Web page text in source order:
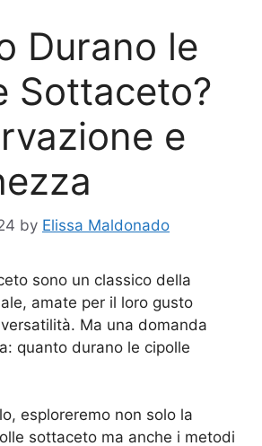
Durano le
Sottaceto?
e
by Elissa Maldonado
sono un classico della
amate per il loro gusto
Ma una domanda
quanto durano le cipolle
esploreremo non solo la
sottaceto ma anche i metodi